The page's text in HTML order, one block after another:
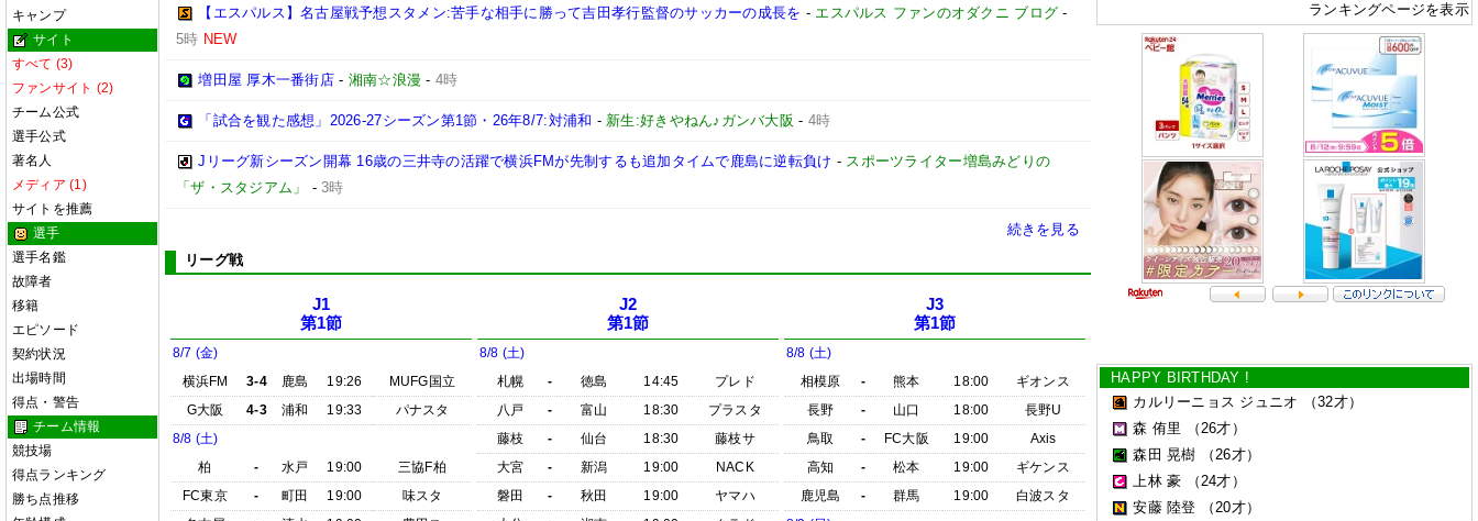
キャンプ
サイト
すべて (3)
ファンサイト (2)
チーム公式
選手公式
著名人
メディア (1)
サイトを推薦
選手
選手名鑑
故障者
移籍
エピソード
契約状況
出場時間
得点・警告
チーム情報
競技場
得点ランキング
勝ち点推移
【エスパルス】名古屋戦予想スタメン:苦手な相手に勝って吉田孝行監督のサッカーの成長を - エスパルス ファンのオダクニ ブログ -
5時 NEW
増田屋 厚木一番街店- 湘南☆浪漫 - 4時
「試合を観た感想」2026-27シーズン第1節・26年8/7:対浦和 - 新生:好きやねん♪ガンバ大阪 - 4時
Jリーグ新シーズン開幕 16歳の三井寺の活躍で横浜FMが先制するも追加タイムで鹿島に逆転負け - スポーツライター増島みどりの
「ザ・スタジアム」
-3時
続きを見る
リーグ戦
J1
第1節
8/7 (金)
横浜FM
3-4 鹿島 19:26
MUFG国立
G大阪
4-3 浦和 19:33
パナスタ
8/8 (土)
柏
- 水戸 19:00
三協F柏
FC東京
- 町田 19:00
味スタ
J2
第1節
8/8 (土)
札幌
- 徳島 14:45
プレド
八戸
- 富山 18:30
プラスタ
藤枝
- 仙台 18:30
藤枝サ
大宮
- 新潟 19:00
NACK
磐田
- 秋田 19:00
ヤマハ
J3
第1節
8/8 (土)
相模原
- 熊本 18:00
ギオンス
長野
- 山口 18:00
長野U
鳥取
- FC大阪 19:00
Axis
高知
- 松本 19:00
ギケンス
鹿児島
- 群馬 19:00
白波スタ
ランキングページを表示
HAPPY BIRTHDAY !
カルリーニョス ジュニオ
（32才）
森 侑里
（26才）
森田 晃樹
（26才）
上林 豪
（24才）
安藤 陸登
（20才）